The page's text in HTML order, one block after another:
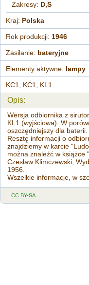
Zakresy: D,S
Kraj: Polska
Rok produkcji:1946
Zasilanie: bateryjne
Elementy aktywne: lampy
KC1, KC1, KL1
Opis:
Wersja odbiornika z
KL1 (wyjściowa). W
oszczędniejszy dla baterii.
Resztę informacji o
znajdziemy w karcie
można znaleźć w książce
Czesław Klimczewski,
1956.
Wszelkie informacje, w
CC BY-SA